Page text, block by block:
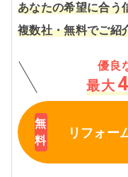
あなたの希望に合う
複数社・無料でご紹
優良
最大 4
リフォー